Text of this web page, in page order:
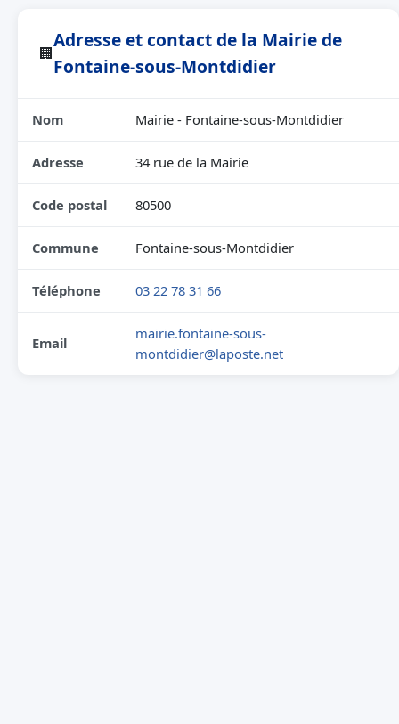
🏢
Adresse et contact de la Mairie de
Fontaine-sous-Montdidier
Nom Mairie - Fontaine-sous-Montdidier
Adresse 34 rue de la Mairie
Code postal 80500
Commune Fontaine-sous-Montdidier
Téléphone 03 22 78 31 66
Email
mairie.fontaine-sous-
montdidier@laposte.net